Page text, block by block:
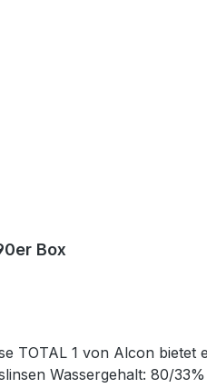
Box
Alcon bietet ein völlig neues Tragegefühl.
Wassergehalt: 80/